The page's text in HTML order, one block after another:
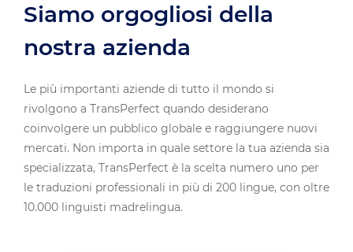
Siamo orgogliosi della
nostra azienda
Le più importanti aziende di tutto il mondo si
rivolgono a TransPerfect quando desiderano
coinvolgere un pubblico globale e raggiungere nuovi
mercati. Non importa in quale settore la tua azienda sia
specializzata, TransPerfect è la scelta numero uno per
le traduzioni professionali in più di 200 lingue, con oltre
10.000 linguisti madrelingua.